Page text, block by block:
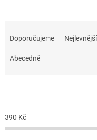
o
d
Doporučujeme Nejlevnější
Abecedně
390 Kč